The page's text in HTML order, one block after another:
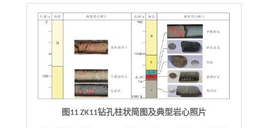
图11 ZK11钻孔柱状简图及典型岩心照片